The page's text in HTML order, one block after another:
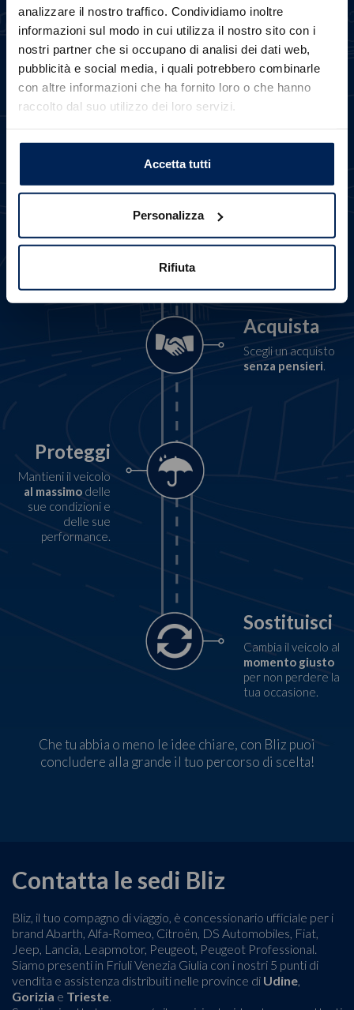
analizzare il nostro traffico. Condividiamo inoltre
informazioni sul modo in cui utilizza il nostro sito con i
nostri partner che si occupano di analisi dei dati web,
pubblicità e social media, i quali potrebbero combinarle
con altre informazioni che ha fornito loro o che hanno
raccolto dal suo utilizzo dei loro servizi.
Accetta tutti
Personalizza
Rifiuta
Trova il veicolo più
in linea con letue
esigenzedi
mobilità.
Valuta
d'acquistosu
disponibilità.
Acquista
Scegli un acquisto
senza pensieri.
Proteggi
Mantieni il veicolo
al massimo delle
sue condizioni e
delle sue
performance.
Sostituisci
Cambia il veicolo al
momento giusto
per non perdere la
tua occasione.
Che tu abbia o meno le idee chiare, con Bliz puoi
concludere alla grande il tuo percorso di scelta!
Contatta le sedi Bliz
Bliz, il tuo compagno di viaggio, è concessionario ufficiale per i
brand Abarth, Alfa-Romeo, Citroën, DS Automobiles, Fiat,
Jeep, Lancia, Leapmotor, Peugeot, Peugeot Professional.
Siamo presenti in Friuli Venezia Giulia con i nostri 5 punti di
vendita e assistenza distribuiti nelle province di Udine,
Gorizia e Trieste.
Errore
Caricamento veicoli non riuscito